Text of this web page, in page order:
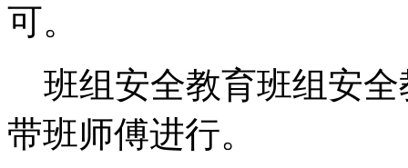
可。
班组安全教育班组安全
带班师傅进行。